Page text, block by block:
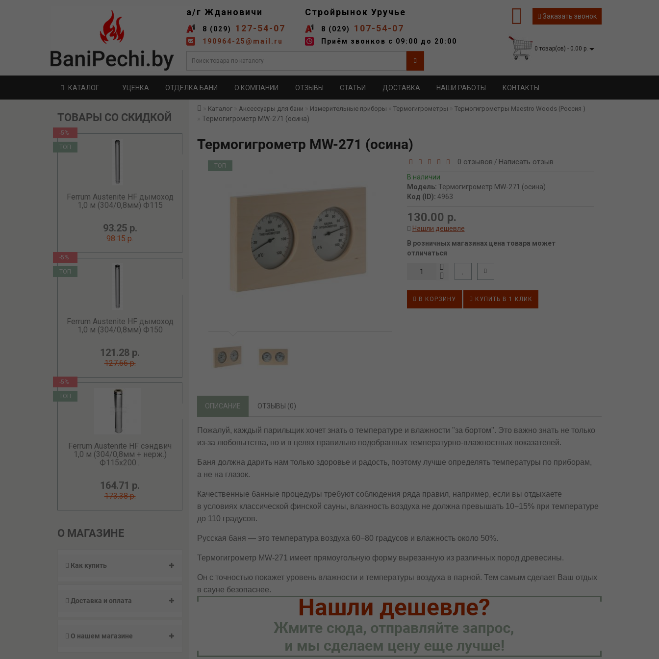
а/г Ждановичи
8 (029) 127-54-07
190964-25@mail.ru
Стройрынок Уручье
8 (029) 107-54-07
Приём звонков с 09:00 до 20:00
Заказать звонок
0 товар(ов) - 0.00 р.
КАТАЛОГ УЦЕНКА ОТДЕЛКА БАНИ О КОМПАНИИ ОТЗЫВЫ СТАТЬИ ДОСТАВКА НАШИ РАБОТЫ КОНТАКТЫ
ТОВАРЫ СО СКИДКОЙ
-5%
ТОП
Ferrum Austenite HF дымоход
1,0 м (304/0,8мм) Ф115
93.25 р.
98.15 р.
-5%
ТОП
Ferrum Austenite HF дымоход
1,0 м (304/0,8мм) Ф150
121.28 р.
127.66 р.
-5%
ТОП
Ferrum Austenite HF сэндвич
1,0 м (304/0,8мм + нерж.)
Ф115х200...
164.71 р.
173.38 р.
О МАГАЗИНЕ
Как купить
Доставка и оплата
О нашем магазине
Каталог Аксессуары для бани Измерительные приборы Термогигрометры Термогигрометры Maestro Woods (Россия )
Термогигрометр MW-271 (осина)
Термогигрометр MW-271 (осина)
ТОП 0 отзывов / Написать отзыв
В наличии
Модель: Термогигрометр MW-271 (осина)
Код (ID): 4963
130.00 р.
Нашли дешевле
В розничных магазинах цена товара может
отличаться
В КОРЗИНУ КУПИТЬ В 1 КЛИК
ОПИСАНИЕ ОТЗЫВЫ (0)
Пожалуй, каждый парильщик хочет знать о температуре и влажности "за бортом". Это важно знать не только
из-за любопытства, но и в целях правильно подобранных температурно-влажностных показателей.
Баня должна дарить нам только здоровье и радость, поэтому лучше определять температуры по приборам,
а не на глазок.
Качественные банные процедуры требуют соблюдения ряда правил, например, если вы отдыхаете
в условиях классической финской сауны, влажность воздуха не должна превышать 10−15% при температуре
до 110 градусов.
Русская баня — это температура воздуха 60−80 градусов и влажность около 50%.
Термогигрометр MW-271 имеет прямоугольную форму вырезанную из различных пород древесины.
Он с точностью покажет уровень влажности и температуры воздуха в парной. Тем самым сделает Ваш отдых
в сауне безопаснее.